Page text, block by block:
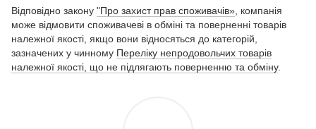
Відповідно закону "Про захист прав споживачів» , компанія
може відмовити споживачеві в обміні та поверненні товарів
належної якості, якщо вони відносяться до категорій,
зазначених у чинному Переліку непродовольчих товарів
належної якості, що не підлягають поверненню та обміну.